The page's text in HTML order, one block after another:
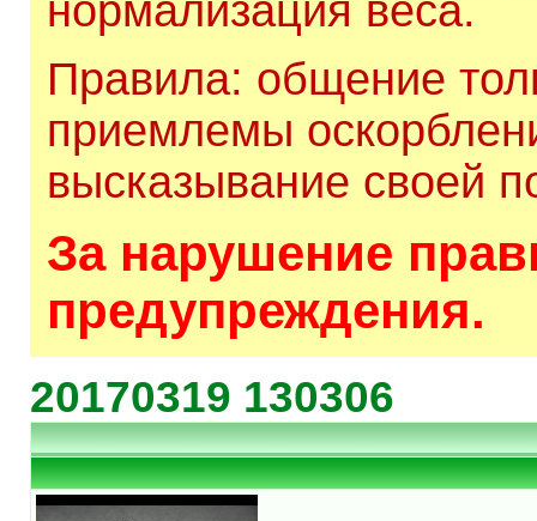
нормализация веса.
Правила: общение
приемлемы
высказывание своей
За нарушение
предупреждения.
20170319 130306